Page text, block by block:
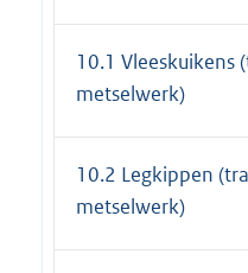
10.1 Vleeskuikens
metselwerk)
10.2 Legkippen
metselwerk)